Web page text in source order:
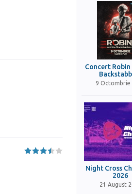
Concert
9 Octombrie
Night Cross
2026
21 August